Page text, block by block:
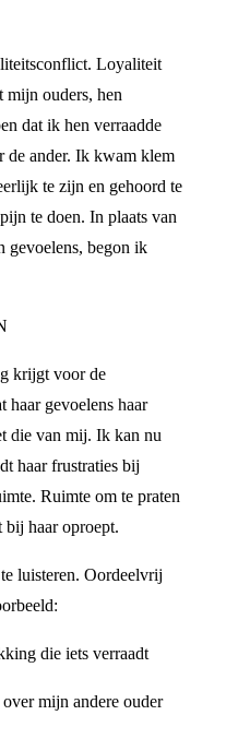
Loyaliteit
mijn ouders, hen
dat ik hen verraadde
de ander. Ik kwam klem
te zijn en gehoord te
te doen. In plaats van
gevoelens, begon ik
krijgt voor de
haar gevoelens haar
die van mij. Ik kan nu
haar frustraties bij
Ruimte om te praten
bij haar oproept.
luisteren. Oordeelvrij
die iets verraadt
mijn andere ouder